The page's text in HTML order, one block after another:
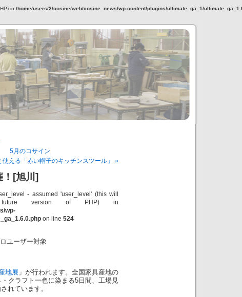
in /home/users/2/cosine/web/cosine_news/wp-content/plugins/ultimate_ga_1/
5月のコサイン
使える「赤い帽子のキッチンスツール」 »
！[旭川]
- assumed 'user_level' (this will
version of PHP) in
wp-
on line 524
ユーザー対象
地展 」が行われます。全国家具産地の
クラフト一色に染まる5日間、工場見
れています。